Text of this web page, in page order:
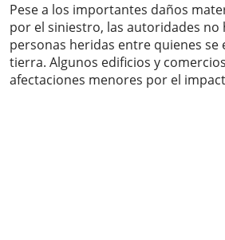
Pese a los importantes daños
por el siniestro, las autoridades
personas heridas entre quienes se
tierra. Algunos edificios y
afectaciones menores por el